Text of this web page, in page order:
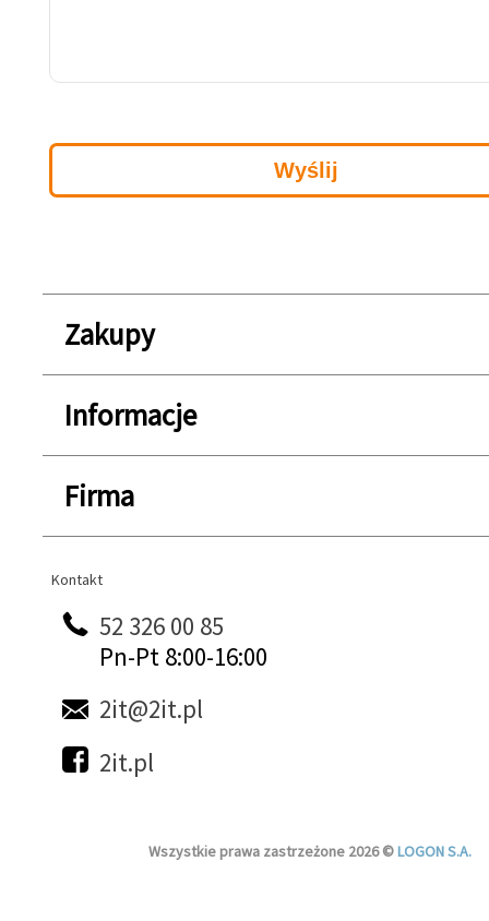
Zakupy
Informacje
Firma
Kontakt
Kontakt
52 326 00 85
Pn-Pt 8:00-16:00
2it@2it.pl
2it.pl
Wszystkie prawa zastrzeżone 2026 ©LOGON S.A.